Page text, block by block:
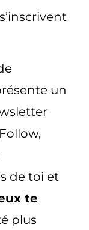
un
de toi et
te
plus